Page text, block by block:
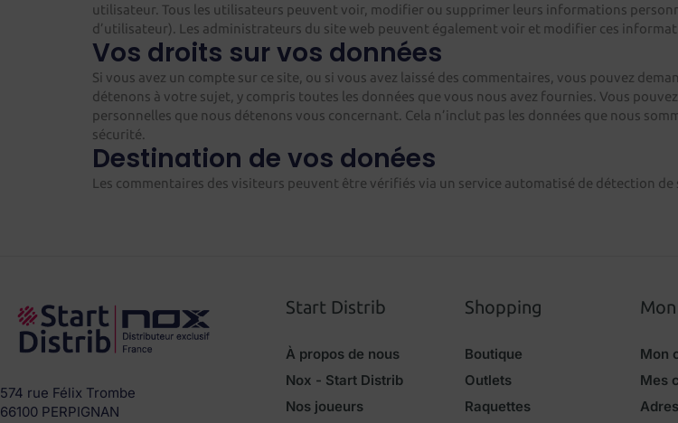
utilisateur. Tous les utilisateurs peuvent voir, modifier ou supprimer leurs informations
d’utilisateur). Les administrateurs du site web peuvent également voir et modifier ces
Vos droits sur vos données
Si vous avez un compte sur ce site, ou si vous avez laissé des commentaires, vous pouvez
détenons à votre sujet, y compris toutes les données que vous nous avez fournies. Vous
personnelles que nous détenons vous concernant. Cela n’inclut pas les données que nous
sécurité.
Destination de vos donées
Les commentaires des visiteurs peuvent être vérifiés via un service automatisé de détection de
574 rue Félix Trombe
66100 PERPIGNAN
Start Distrib
À propos de nous
Nox - Start Distrib
Nos joueurs
Shopping
Boutique
Outlets
Raquettes
Mon
Mes